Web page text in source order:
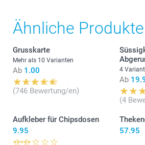
Ähnliche Produkte
Grusskarte
Mehr als 10 Varianten
Ab 1.00
(746 Bewertung/en)
4
Ab
(4
Aufkleber für Chipsdosen
9.95
57.95